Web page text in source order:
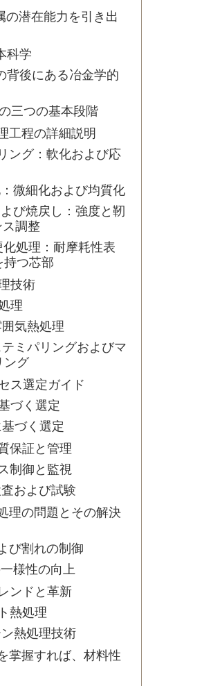
の潜在能力を引き出
科学
背後にある冶金学的
三つの基本段階
工程の詳細説明
ング：軟化および応
微細化および均質化
び焼戻し：強度と靭
調整
処理：耐摩耗性表
持つ芯部
技術
理
気熱処理
ミパリングおよびマ
ング
ス選定ガイド
づく選定
づく選定
保証と管理
制御と監視
および試験
理の問題とその解決
び割れの制御
様性の向上
ンドと革新
熱処理
熱処理技術
掌握すれば、材料性